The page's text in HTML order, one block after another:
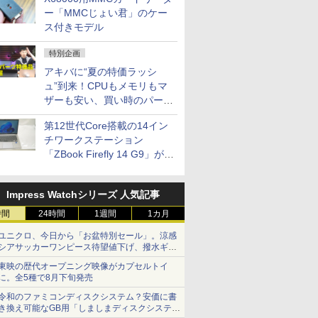
ー「MMCじょい君」のケー
ス付きモデル
特別企画
アキバに“夏の特価ラッシ
ュ”到来！CPUもメモリもマ
ザーも安い、買い時のパーツ
は？【8月7日(金)22時配信】
第12世代Core搭載の14イン
チワークステーション
「ZBook Firefly 14 G9」が
セール
Impress Watchシリーズ 人気記事
24時間 1週間 1カ月
ニクロ、今日から「お盆特別セール」。涼感
アサッカーワンピース待望値下げ、撥水ギア
ョーツは1990円に
映の歴代オープニング映像がカプセルトイ
。全5種で8月下旬発売
和のファミコンディスクシステム？安価に書
換え可能なGB用「しましまディスクシステ